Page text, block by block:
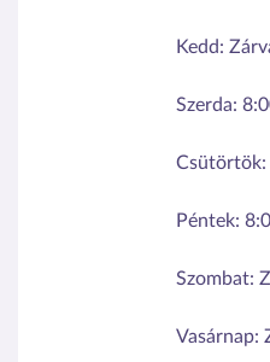
Kedd:
Szerda:
Csütörtök:
Péntek:
Szombat:
Vasárnap: